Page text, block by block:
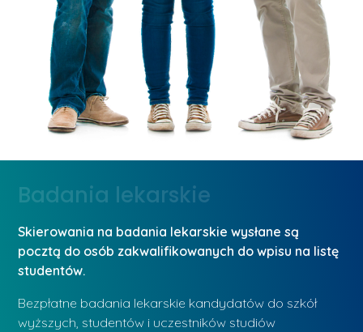
Badania lekarskie
Skierowania na badania lekarskie wysłane są
pocztą do osób zakwalifikowanych do wpisu na listę
studentów.
Bezpłatne badania lekarskie kandydatów do szkół
wyższych, studentów i uczestników studiów